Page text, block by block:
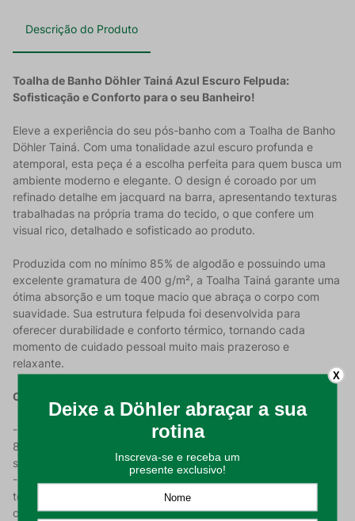
Descrição do Produto
Toalha de Banho Döhler Tainá Azul Escuro Felpuda:
Sofisticação e Conforto para o seu Banheiro!
Eleve a experiência do seu pós-banho com a Toalha de Banho
Döhler Tainá. Com uma tonalidade azul escuro profunda e
atemporal, esta peça é a escolha perfeita para quem busca um
ambiente moderno e elegante. O design é coroado por um
refinado detalhe em jacquard na barra, apresentando texturas
trabalhadas na própria trama do tecido, o que confere um
visual rico, detalhado e sofisticado ao produto.
Produzida com no mínimo 85% de algodão e possuindo uma
excelente gramatura de 400 g/m², a Toalha Tainá garante uma
ótima absorção e um toque macio que abraça o corpo com
suavidade. Sua estrutura felpuda foi desenvolvida para
oferecer durabilidade e conforto térmico, tornando cada
momento de cuidado pessoal muito mais prazeroso e
relaxante.
Características do Produto:
- Composição de Qualidade: Confeccionada com no mínimo
85% algodão, unindo a resistência da fibra natural ao toque
suave;
- Detalhe em Jacquard: O design em jacquard apresenta
texturas trabalhadas na própria trama do tecido na barra,
conferindo um visual rico e detalhado;
X